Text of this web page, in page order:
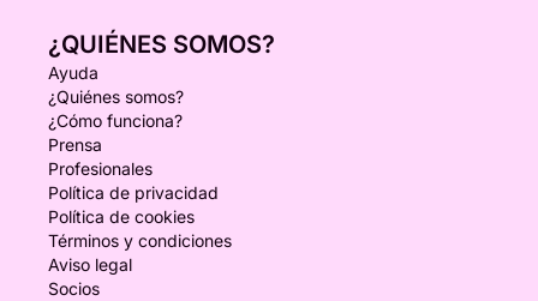
¿QUIÉNES SOMOS?
Ayuda
¿Quiénes somos?
¿Cómo funciona?
Prensa
Profesionales
Política de privacidad
Política de cookies
Términos y condiciones
Aviso legal
Socios